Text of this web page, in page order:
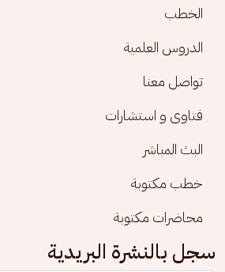
الخطب
الدروس العلمية
تواصل معنا
فتاوى و استشارات
البث المباشر
خطب مكتوبة
محاضرات مكتوبة
سجل بالنشرة البريدية